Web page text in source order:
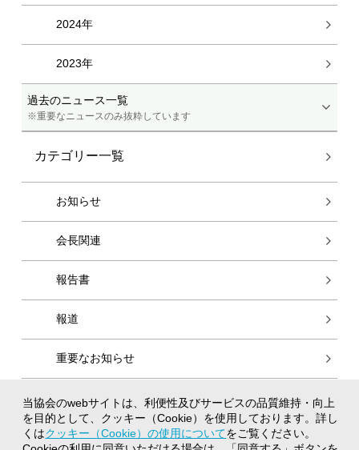
過去のニュース一覧
※重要なニュースのみ抜粋しています
2024年
2023年
カテゴリー一覧
お知らせ
会長関連
報告書
報道
重要なお知らせ
個人情報保護方針
クッキー（Cookie）の使用について
当協会のwebサイトは、利便性及びサービスの品質維持・向上
を目的として、クッキー（Cookie）を使用しております。詳し
くはクッキー（Cookie）の使用についてをご覧ください。